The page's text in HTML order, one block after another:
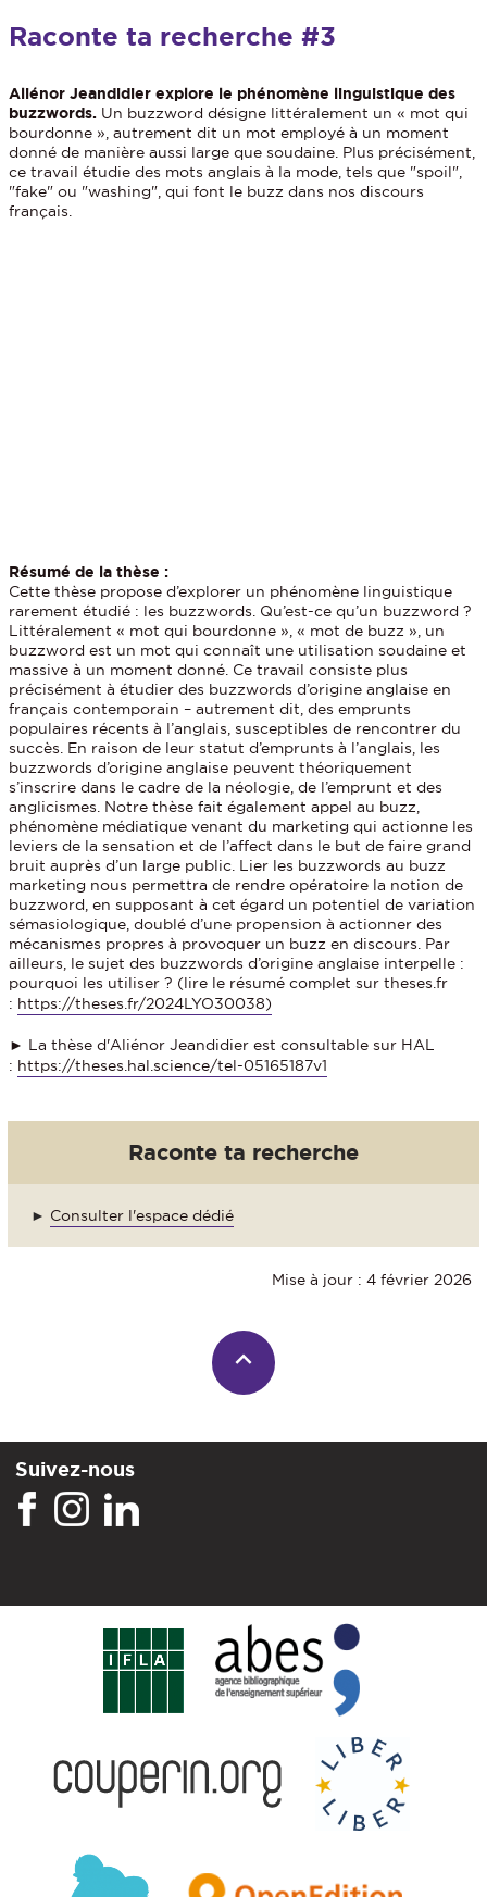
Raconte ta recherche #3
Aliénor Jeandidier explore le phénomène linguistique des
buzzwords. Un buzzword désigne littéralement un « mot qui
bourdonne », autrement dit un mot employé à un moment
donné de manière aussi large que soudaine. Plus précisément,
ce travail étudie des mots anglais à la mode, tels que "spoil",
"fake" ou "washing", qui font le buzz dans nos discours
français.
Résumé de la thèse :
Cette thèse propose d’explorer un phénomène linguistique
rarement étudié : les buzzwords. Qu’est-ce qu’un buzzword ?
Littéralement « mot qui bourdonne », « mot de buzz », un
buzzword est un mot qui connaît une utilisation soudaine et
massive à un moment donné. Ce travail consiste plus
précisément à étudier des buzzwords d’origine anglaise en
français contemporain – autrement dit, des emprunts
populaires récents à l’anglais, susceptibles de rencontrer du
succès. En raison de leur statut d’emprunts à l’anglais, les
buzzwords d’origine anglaise peuvent théoriquement
s’inscrire dans le cadre de la néologie, de l’emprunt et des
anglicismes. Notre thèse fait également appel au buzz,
phénomène médiatique venant du marketing qui actionne les
leviers de la sensation et de l’affect dans le but de faire grand
bruit auprès d’un large public. Lier les buzzwords au buzz
marketing nous permettra de rendre opératoire la notion de
buzzword, en supposant à cet égard un potentiel de variation
sémasiologique, doublé d’une propension à actionner des
mécanismes propres à provoquer un buzz en discours. Par
ailleurs, le sujet des buzzwords d’origine anglaise interpelle :
pourquoi les utiliser ? (lire le résumé complet sur theses.fr
: https://theses.fr/2024LYO30038)
► La thèse d'Aliénor Jeandidier est consultable sur HAL
: https://theses.hal.science/tel-05165187v1
Raconte ta recherche
► Consulter l'espace dédié
Mise à jour : 4 février 2026
Suivez-nous